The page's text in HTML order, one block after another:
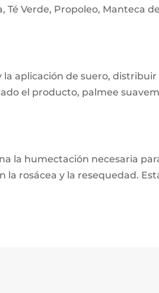
Té Verde, Propoleo, Manteca
la aplicación de suero,
el producto, palmee
la humectación necesaria
la rosácea y la resequedad.